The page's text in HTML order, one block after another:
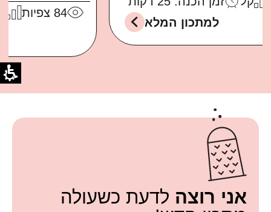
בינוני
זמן הכנה: 30 דקות
למתכון המלא
אני רוצה לדעת כשעולה